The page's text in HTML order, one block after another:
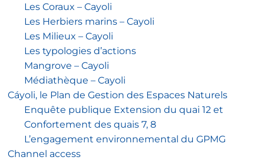
Les Coraux – Cayoli
Les Herbiers marins – Cayoli
Les Milieux – Cayoli
Les typologies d’actions
Mangrove – Cayoli
Médiathèque – Cayoli
Cáyoli, le Plan de Gestion des Espaces Naturels
Enquête publique Extension du quai 12 et
Confortement des quais 7, 8
L’engagement environnemental du GPMG
Channel access